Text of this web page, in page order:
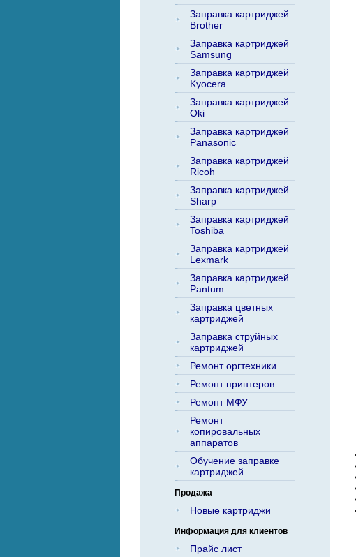
Заправка картриджей
Brother
Заправка картриджей
Samsung
Заправка картриджей
Kyocera
Заправка картриджей
Oki
Заправка картриджей
Panasonic
Заправка картриджей
Ricoh
Заправка картриджей
Sharp
Заправка картриджей
Toshiba
Заправка картриджей
Lexmark
Заправка картриджей
Pantum
Заправка цветных
картриджей
Заправка струйных
картриджей
Ремонт оргтехники
Ремонт принтеров
Ремонт МФУ
Ремонт
копировальных
аппаратов
Обучение заправке
картриджей
Продажа
Новые картриджи
Информация для клиентов
Прайс лист